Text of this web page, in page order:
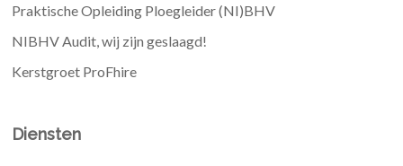
Praktische Opleiding Ploegleider (NI)BHV
NIBHV Audit, wij zijn geslaagd!
Kerstgroet ProFhire
Diensten